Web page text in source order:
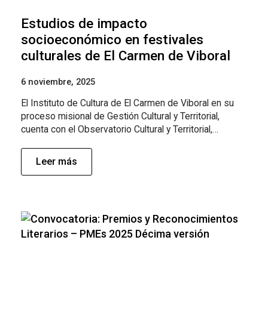
Estudios de impacto
socioeconómico en festivales
culturales de El Carmen de Viboral
6 noviembre, 2025
El Instituto de Cultura de El Carmen de Viboral en su
proceso misional de Gestión Cultural y Territorial,
cuenta con el Observatorio Cultural y Territorial,…
Leer más